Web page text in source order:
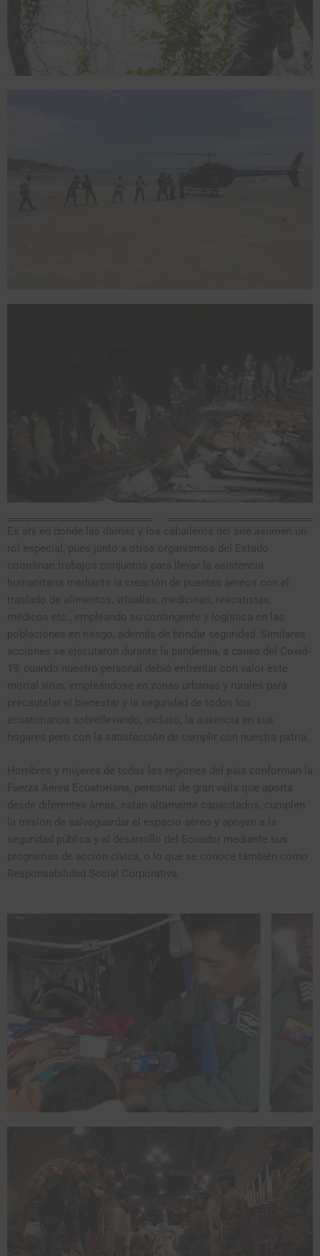
Es ahí en donde las damas y los caballeros del aire asumen un
rol especial, pues junto a otros organismos del Estado
coordinan trabajos conjuntos para llevar la asistencia
humanitaria mediante la creación de puentes aéreos con el
traslado de alimentos, vituallas, medicinas, rescatistas,
médicos etc., empleando su contingente y logística en las
poblaciones en riesgo, además de brindar seguridad. Similares
acciones se ejecutaron durante la pandemia, a causa del Covid-
19, cuando nuestro personal debió enfrentar con valor este
mortal virus, empleándose en zonas urbanas y rurales para
precautelar el bienestar y la seguridad de todos los
ecuatorianos sobrellevando, incluso, la ausencia en sus
hogares pero con la satisfacción de cumplir con nuestra patria.
Hombres y mujeres de todas las regiones del país conforman la
Fuerza Aérea Ecuatoriana, personal de gran valía que aporta
desde diferentes áreas, están altamente capacitados, cumplen
la misión de salvaguardar el espacio aéreo y apoyan a la
seguridad pública y al desarrollo del Ecuador mediante sus
programas de acción cívica, o lo que se conoce también como
Responsabilidad Social Corporativa.